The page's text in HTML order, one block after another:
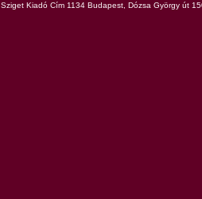
Sziget Kiadó Cím 1134 Budapest, Dózsa György út